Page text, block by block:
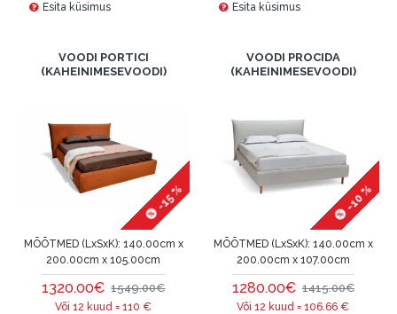
Esita küsimus Esita küsimus
VOODI PORTICI
(KAHEINIMESEVOODI)
-15 %
MÕÕTMED (LxSxK): 140.00cm x
200.00cm x 105.00cm
1320.00€ 1549.00€
Või 12 kuud =110 €
VOODI PROCIDA
(KAHEINIMESEVOODI)
-10 %
MÕÕTMED (LxSxK): 140.00cm x
200.00cm x 107.00cm
1280.00€ 1415.00€
Või 12 kuud =106.66 €